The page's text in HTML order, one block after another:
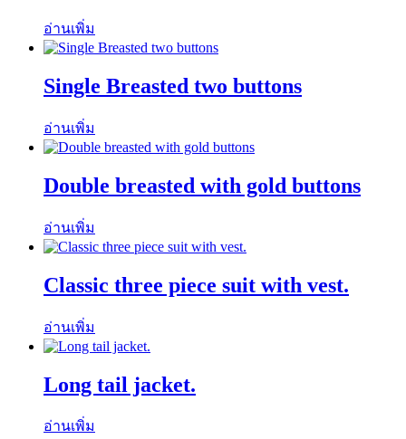
อ่านเพิ่ม
Single Breasted two buttons
อ่านเพิ่ม
Double breasted with gold buttons
อ่านเพิ่ม
Classic three piece suit with vest.
อ่านเพิ่ม
Long tail jacket.
อ่านเพิ่ม